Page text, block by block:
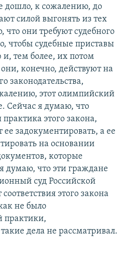
дошло, к сожалению, до
силой выгонять из тех
что они требуют судебного
чтобы судебные приставы
тем более, их потом
конечно, действуют на
законодательства,
этот олимпийский
Сейчас я думаю, что
этого закона,
задокументировать, а ее
на основании
которые
думаю, что эти граждане
суд Российской
этого закона
не было
практики,
дела не рассматривал.